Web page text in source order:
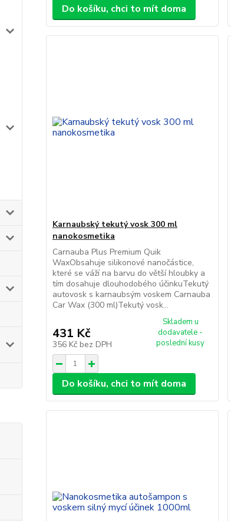
Do košíku, chci to mít doma
Karnaubský tekutý vosk 300 ml
nanokosmetika
Carnauba Plus Premium Quik
WaxObsahuje silikonové nanočástice,
které se váží na barvu do větší hloubky a
tím dosahuje dlouhodobého účinkuTekutý
autovosk s karnaubsým voskem Carnauba
Car Wax (300 ml)Tekutý vosk...
431 Kč
356 Kč bez DPH
Skladem u
dodavatele -
poslední kusy
Do košíku, chci to mít doma